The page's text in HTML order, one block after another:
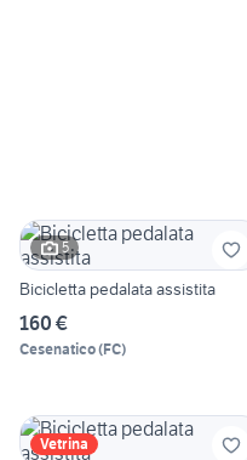
5
Bicicletta pedalata assistita
160 €
Cesenatico(FC)
Vetrina